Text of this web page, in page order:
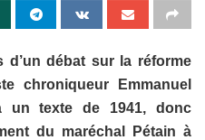
débat sur la réforme
chroniqueur Emmanuel
un texte de 1941, donc
du maréchal Pétain à